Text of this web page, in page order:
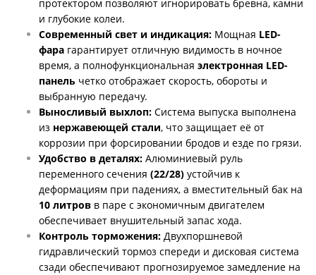
протектором позволяют игнорировать бревна, камни
и глубокие колеи.
Современный свет и индикация: Мощная LED-
фара гарантирует отличную видимость в ночное
время, а полнофункциональная электронная LED-
панель четко отображает скорость, обороты и
выбранную передачу.
Выносливый выхлоп: Система выпуска выполнена
из нержавеющей стали, что защищает её от
коррозии при форсировании бродов и езде по грязи.
Удобство в деталях: Алюминиевый руль
переменного сечения (22/28) устойчив к
деформациям при падениях, а вместительный бак на
10 литров в паре с экономичным двигателем
обеспечивает внушительный запас хода.
Контроль торможения: Двухпоршневой
гидравлический тормоз спереди и дисковая система
сзади обеспечивают прогнозируемое замедление на